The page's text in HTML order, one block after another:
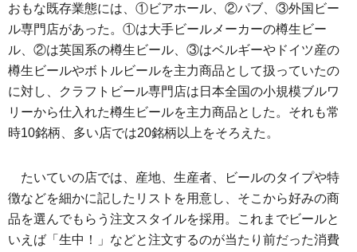
おもな既存業態には、①ビアホール、②パブ、③外国ビー
ル専門店があった。①は大手ビールメーカーの樽生ビー
ル、②は英国系の樽生ビール、③はベルギーやドイツ産の
樽生ビールやボトルビールを主力商品として扱っていたの
に対し、クラフトビール専門店は日本全国の小規模ブルワ
リーから仕入れた樽生ビールを主力商品とした。それも常
時10銘柄、多い店では20銘柄以上をそろえた。
たいていの店では、産地、生産者、ビールのタイプや特
徴などを細かに記したリストを用意し、そこから好みの商
品を選んでもらう注文スタイルを採用。これまでビールと
いえば「生中！」などと注文するのが当たり前だった消費